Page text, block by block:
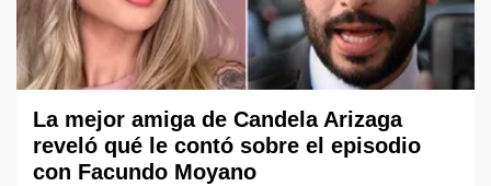
La mejor amiga de Candela Arizaga
reveló qué le contó sobre el episodio
con Facundo Moyano